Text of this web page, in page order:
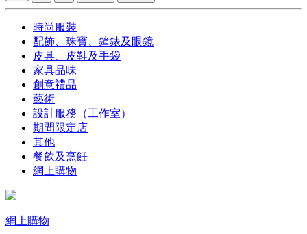
時尚服裝
配飾、珠寶、鐘錶及眼鏡
皮具、皮鞋及手袋
家具品味
創意禮品
藝術
設計服務（工作室）
期間限定店
其他
餐飲及烹飪
網上購物
網上購物